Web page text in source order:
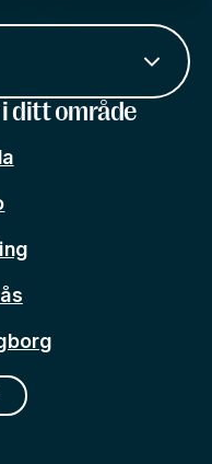
ditt område